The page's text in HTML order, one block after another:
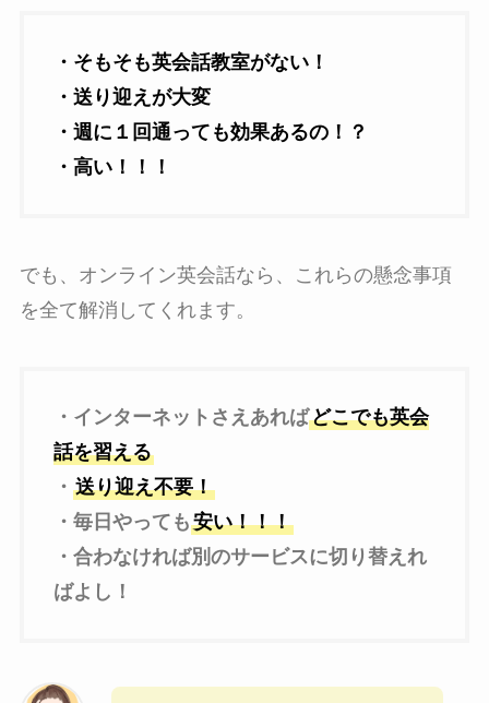
・そもそも英会話教室がない！
・送り迎えが大変
・週に１回通っても効果あるの！？
・高い！！！
でも、オンライン英会話なら、これらの懸念事項
を全て解消してくれます。
・インターネットさえあればどこでも英会
話を習える
・ 送り迎え不要！
・毎日やっても安い！！！
・合わなければ別のサービスに切り替えれ
ばよし！